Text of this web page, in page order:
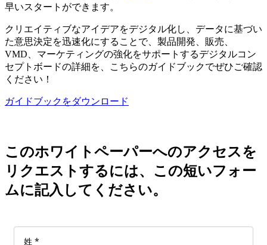
早いスタートができます。
クリエイティブなアイデアをデジタル化し、データに基づい
た意思決定を迅速化にすることで、製品開発、販売、
VMD、マーケティングの強化をサポートするデジタルコン
セプトボードの詳細を、こちらのガイドブックでぜひご確認
ください！
ガイドブックをダウンロード
このホワイトペーパーへのアクセスを
リクエストするには、この短いフォー
ムに記入してください。